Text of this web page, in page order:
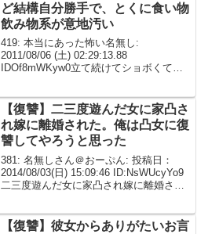
ど結構自分勝手で、とくに食い物
飲み物系が意地汚い
419: 本当にあった怖い名無し:
2011/08/06 (土) 02:29:13.88
IDOf8mWKyw0立て続けてショボくて悪
食い物飲み物系が意地汚い。俺が買っ...
【復讐】二三度遊んだ女に家凸さ
れ嫁に離婚された。俺は凸女に復
讐してやろうと思った
381: 名無しさん＠おーぷん: 投稿日：
2014/08/03(日) 15:09:46 ID:NsWUcyYo9
二三度遊んだ女に家凸され嫁に離婚され
クリ俺が帰宅するとす...
【復讐】彼女からありがたいお言